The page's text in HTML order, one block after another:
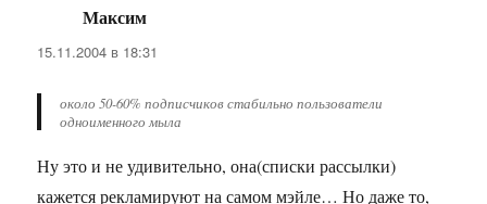
Максим
15.11.2004 в 18:31
около 50-60% подписчиков стабильно пользователи
одноименного мыла
Ну это и не удивительно, она(списки рассылки)
кажется рекламируют на самом мэйле… Но даже то,